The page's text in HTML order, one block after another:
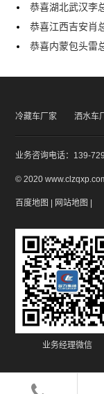
恭喜湖北武汉李
恭喜江西吉安肖
恭喜内蒙包头雷
冷藏车厂家 洒水车
业务咨询电话：139-
© 2020
百度地图 | 网站地图 |
业务经理微信